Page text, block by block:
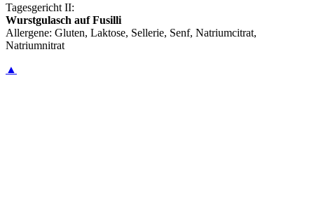
Tagesgericht II:
Wurstgulasch auf Fusilli
Allergene: Gluten, Laktose, Sellerie, Senf, Natriumcitrat,
Natriumnitrat
▲